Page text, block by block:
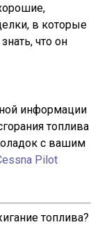
в которые
что он
информации
топлива
с вашим
Pilot
топлива?